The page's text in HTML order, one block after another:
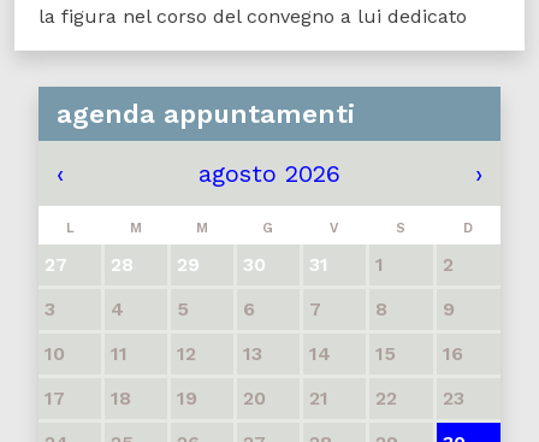
la figura nel corso del convegno a lui dedicato
agenda appuntamenti
‹ agosto 2026 ›
L M M G V S D
27 28 29 30 31 1
2
3
4 5 6 7 8
9
10
11 12 13 14 15
16
17
18 19 20 21 22
23